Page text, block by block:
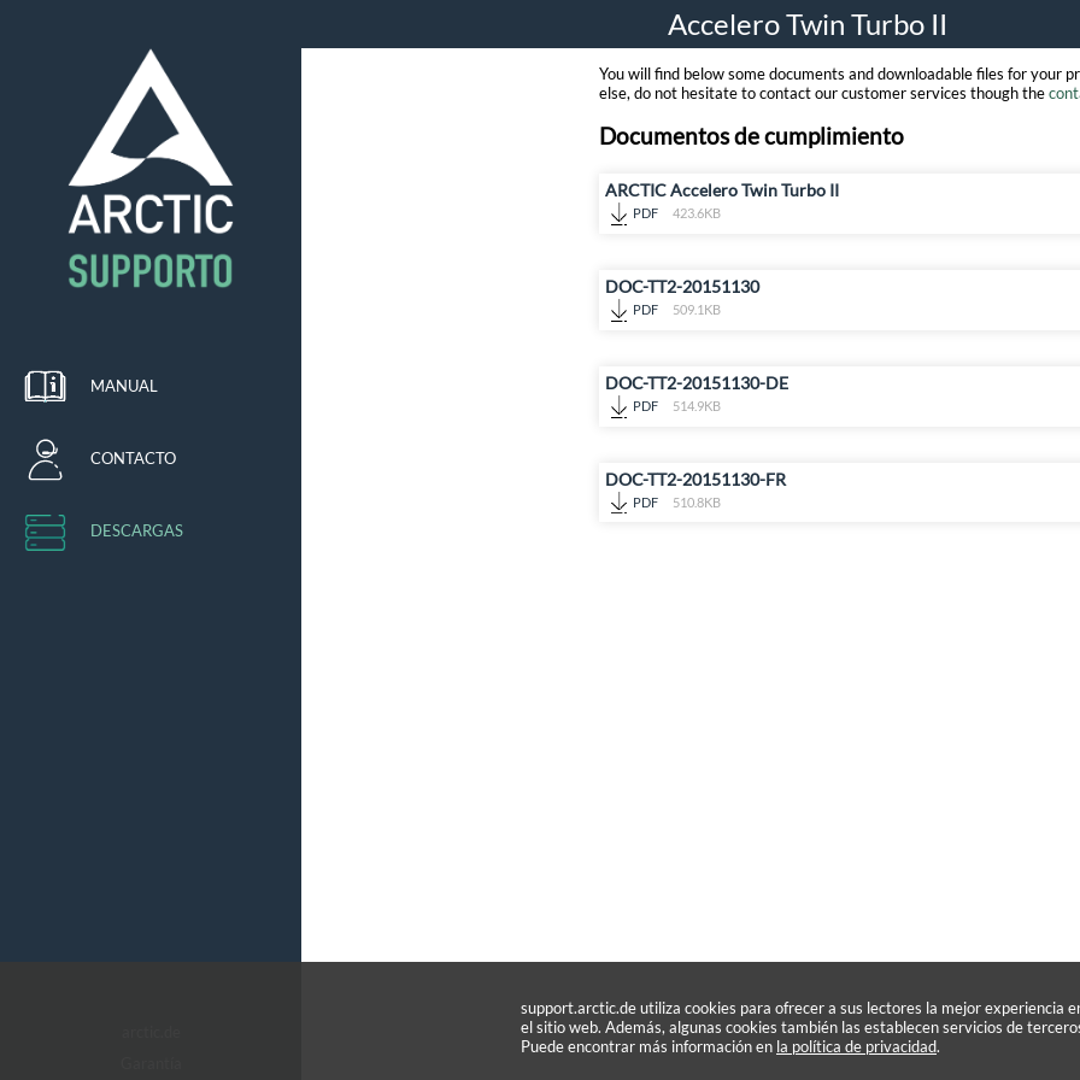
Accelero Twin Turbo II
MANUAL
CONTACTO
DESCARGAS
You will find below some documents and downloadable files for your
else, do not hesitate to contact our customer services though the
Documentos de cumplimiento
ARCTIC Accelero Twin Turbo II
PDF 423.6KB
DOC-TT2-20151130
PDF 509.1KB
DOC-TT2-20151130-DE
PDF 514.9KB
DOC-TT2-20151130-FR
PDF 510.8KB
support.arctic.de utiliza cookies para ofrecer a sus lectores la mejor experiencia
el sitio web. Además, algunas cookies también las establecen servicios de
Puede encontrar más información en la política de privacidad.